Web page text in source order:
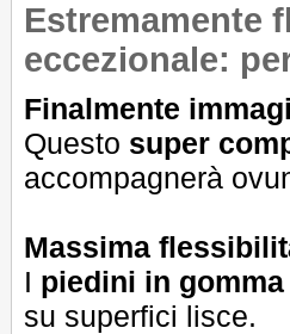
Estremamente
eccezionale:
Finalmente
Questo super
accompagnerà
Massima
I piedini in
su superfici lisce.